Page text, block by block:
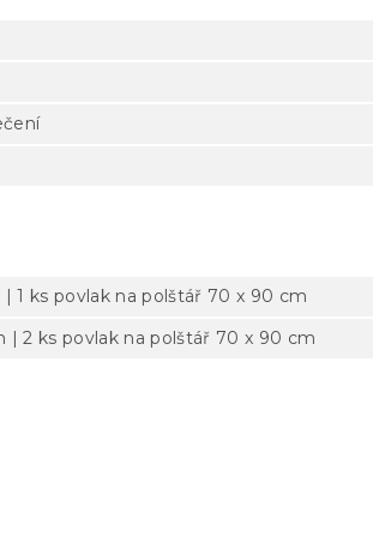
1 ks povlak na polštář 70 x 90 cm
| 2 ks povlak na polštář 70 x 90 cm